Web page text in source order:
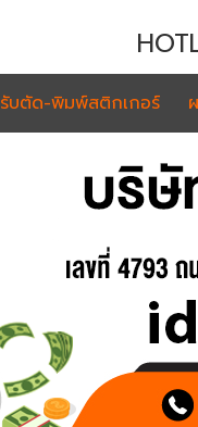
รับตัด-พิมพ์สติกเกอร์